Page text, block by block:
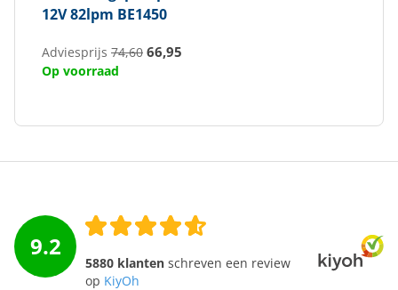
12V 82lpm BE1450
Adviesprijs 74,60 66,95
Op voorraad
9.2
5880 klanten schreven een review
op KiyOh